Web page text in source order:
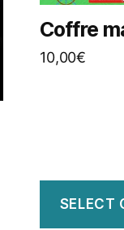
Coffre
10,00€
SELECT